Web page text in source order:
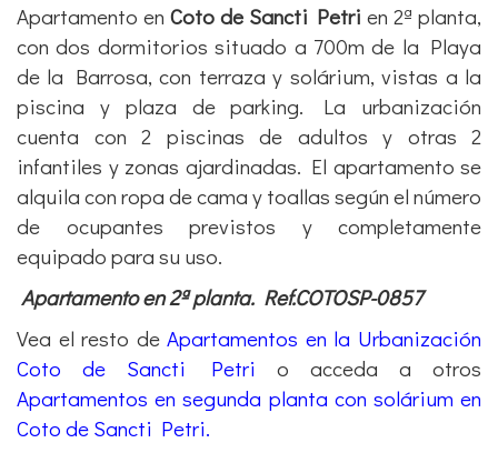
Apartamento en Coto de Sancti Petri en 2ª planta,
con dos dormitorios situado a 700m de la Playa
de la Barrosa, con terraza y solárium, vistas a la
piscina y plaza de parking. La urbanización
cuenta con 2 piscinas de adultos y otras 2
infantiles y zonas ajardinadas. El apartamento se
alquila con ropa de cama y toallas según el número
de ocupantes previstos y completamente
equipado para su uso.
Apartamento en 2ª planta. Ref.COTOSP-0857
Vea el resto deApartamentos en la Urbanización
Coto de Sancti Petri o acceda a otros
Apartamentos en segunda planta con solárium en
Coto de Sancti Petri.